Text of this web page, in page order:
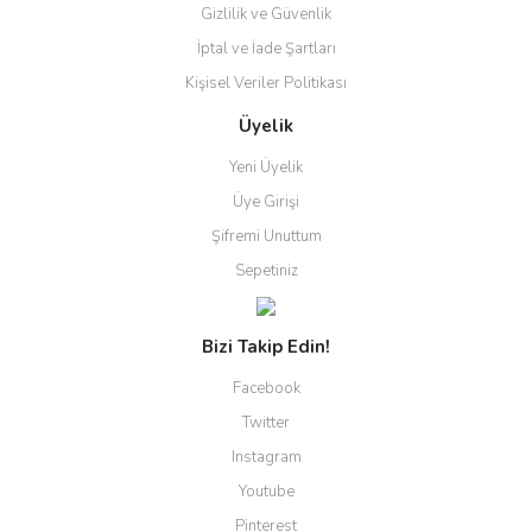
Gizlilik ve Güvenlik
İptal ve İade Şartları
Kişisel Veriler Politikası
Üyelik
Yeni Üyelik
Üye Girişi
Şifremi Unuttum
Sepetiniz
Bizi Takip Edin!
Facebook
Twitter
Instagram
Youtube
Pinterest